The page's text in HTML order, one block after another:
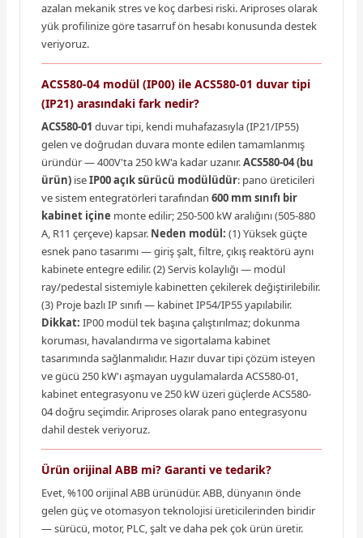
azalan mekanik stres ve koç darbesi riski. Ariproses olarak
yük profilinize göre tasarruf ön hesabı konusunda destek
veriyoruz.
ACS580-04 modül (IP00) ile ACS580-01 duvar tipi
(IP21) arasındaki fark nedir?
ACS580-01 duvar tipi, kendi muhafazasıyla (IP21/IP55)
gelen ve doğrudan duvara monte edilen tamamlanmış
üründür — 400V'ta 250 kW'a kadar uzanır.ACS580-04 (bu
ürün) iseIP00 açık sürücü modülüdür: pano üreticileri
ve sistem entegratörleri tarafından 600 mm sınıfı bir
kabinet içine monte edilir; 250-500 kW aralığını (505-880
A, R11 çerçeve) kapsar. Neden modül: (1) Yüksek güçte
esnek pano tasarımı — giriş şalt, filtre, çıkış reaktörü aynı
kabinete entegre edilir. (2) Servis kolaylığı — modül
ray/pedestal sistemiyle kabinetten çekilerek değiştirilebilir.
(3) Proje bazlı IP sınıfı — kabinet IP54/IP55 yapılabilir.
Dikkat: IP00 modül tek başına çalıştırılmaz; dokunma
koruması, havalandırma ve sigortalama kabinet
tasarımında sağlanmalıdır. Hazır duvar tipi çözüm isteyen
ve gücü 250 kW'ı aşmayan uygulamalarda ACS580-01,
kabinet entegrasyonu ve 250 kW üzeri güçlerde ACS580-
04 doğru seçimdir. Ariproses olarak pano entegrasyonu
dahil destek veriyoruz.
Ürün orijinal ABB mi? Garanti ve tedarik?
Evet, %100 orijinal ABB ürünüdür. ABB, dünyanın önde
gelen güç ve otomasyon teknolojisi üreticilerinden biridir
— sürücü, motor, PLC, şalt ve daha pek çok ürün üretir.